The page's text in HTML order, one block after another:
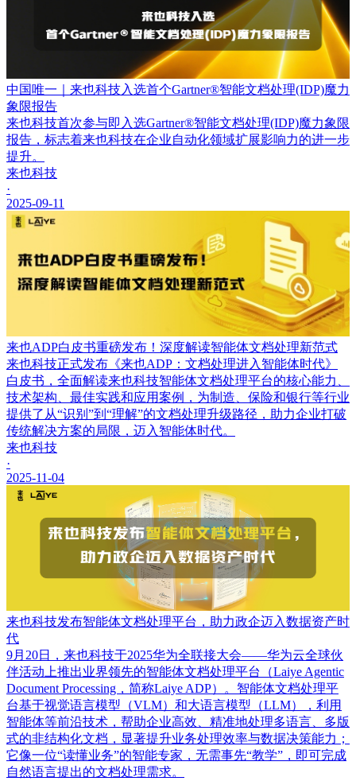
中国唯一｜来也科技入选首个Gartner®智能文档处理(IDP)魔力
象限报告
来也科技首次参与即入选Gartner®智能文档处理(IDP)魔力象限
报告，标志着来也科技在企业自动化领域扩展影响力的进一步
提升。
来也科技
·
2025-09-11
来也ADP白皮书重磅发布！深度解读智能体文档处理新范式
来也科技正式发布《来也ADP：文档处理进入智能体时代》
白皮书，全面解读来也科技智能体文档处理平台的核心能力、
技术架构、最佳实践和应用案例，为制造、保险和银行等行业
提供了从“识别”到“理解”的文档处理升级路径，助力企业打破
传统解决方案的局限，迈入智能体时代。
来也科技
·
2025-11-04
来也科技发布智能体文档处理平台，助力政企迈入数据资产时
代
9月20日，来也科技于2025华为全联接大会——华为云全球伙
伴活动上推出业界领先的智能体文档处理平台（Laiye Agentic
Document Processing，简称Laiye ADP）。智能体文档处理平
台基于视觉语言模型（VLM）和大语言模型（LLM），利用
智能体等前沿技术，帮助企业高效、精准地处理多语言、多版
式的非结构化文档，显著提升业务处理效率与数据决策能力；
它像一位“读懂业务”的智能专家，无需事先“教学”，即可完成
自然语言提出的文档处理需求。